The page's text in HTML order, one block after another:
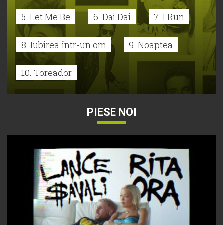
5. Let Me Be 6. Dai Dai 7. I Run
8. Iubirea într-un om 9. Noaptea
10. Toreador
PIESE NOI